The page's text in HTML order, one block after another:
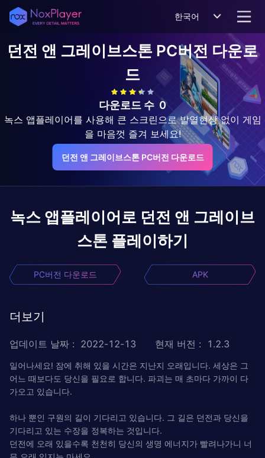
한국어
던전 앤 그레이브스톤 PC버전 다운로
드
다운로드 수 0
녹스 앱플레이어를 사용해 큰 스크린으로 발열현상 없이 게임
을 마음껏 즐겨 보세요!
던전 앤 그레이브스톤 PC버전 다운로드
녹스 앱플레이어로 던전 앤 그레이브
스톤 플레이하기
PC버전 다운로드 APK
더보기
업데이트 날짜 : 2022-12-13 현재 버전 : 1.2.3
일어나세요! 잠에 취해 있을 시간은 지난지 오래입니다. 세상은 그
어느 때보다도 당신을 필요로 합니다. 파괴는 매 초마다 가까이 다
가오고 있습니다.
하나 뿐인 구원의 길이 기다리고 있습니다. 그 길은 던전과 당신을
기다리고 있는 수장을 정복하는 것입니다.
던전에 오래 있을수록 천천히 당신의 생명 에너지가 빨려나가니 너